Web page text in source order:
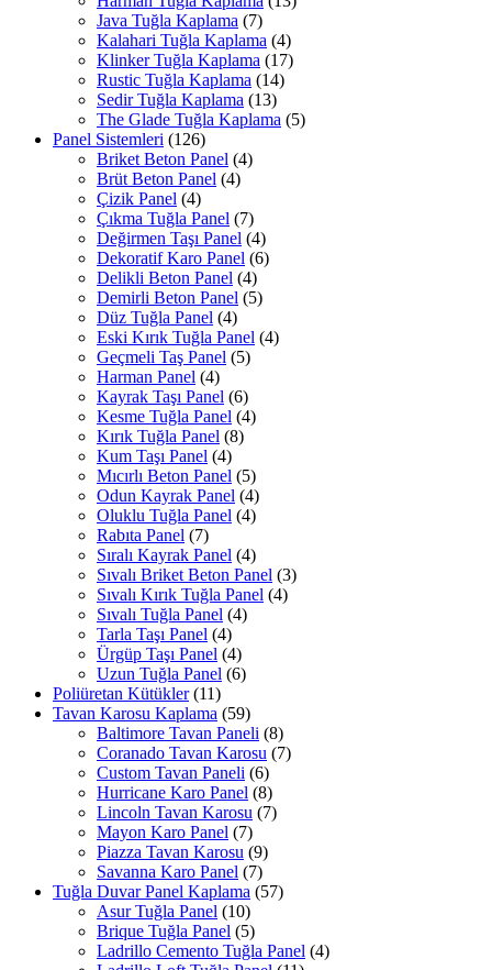
Java Tuğla Kaplama (7)
Kalahari Tuğla Kaplama (4)
Klinker Tuğla Kaplama (17)
Rustic Tuğla Kaplama (14)
Sedir Tuğla Kaplama (13)
The Glade Tuğla Kaplama (5)
Panel Sistemleri (126)
Briket Beton Panel (4)
Brüt Beton Panel (4)
Çizik Panel (4)
Çıkma Tuğla Panel (7)
Değirmen Taşı Panel (4)
Dekoratif Karo Panel (6)
Delikli Beton Panel (4)
Demirli Beton Panel (5)
Düz Tuğla Panel (4)
Eski Kırık Tuğla Panel (4)
Geçmeli Taş Panel (5)
Harman Panel (4)
Kayrak Taşı Panel (6)
Kesme Tuğla Panel (4)
Kırık Tuğla Panel (8)
Kum Taşı Panel (4)
Mıcırlı Beton Panel (5)
Odun Kayrak Panel (4)
Oluklu Tuğla Panel (4)
Rabıta Panel (7)
Sıralı Kayrak Panel (4)
Sıvalı Briket Beton Panel (3)
Sıvalı Kırık Tuğla Panel (4)
Sıvalı Tuğla Panel (4)
Tarla Taşı Panel (4)
Ürgüp Taşı Panel (4)
Uzun Tuğla Panel (6)
Poliüretan Kütükler (11)
Tavan Karosu Kaplama (59)
Baltimore Tavan Paneli (8)
Coranado Tavan Karosu (7)
Custom Tavan Paneli (6)
Hurricane Karo Panel (8)
Lincoln Tavan Karosu (7)
Mayon Karo Panel (7)
Piazza Tavan Karosu (9)
Savanna Karo Panel (7)
Tuğla Duvar Panel Kaplama (57)
Asur Tuğla Panel (10)
Brique Tuğla Panel (5)
Ladrillo Cemento Tuğla Panel (4)